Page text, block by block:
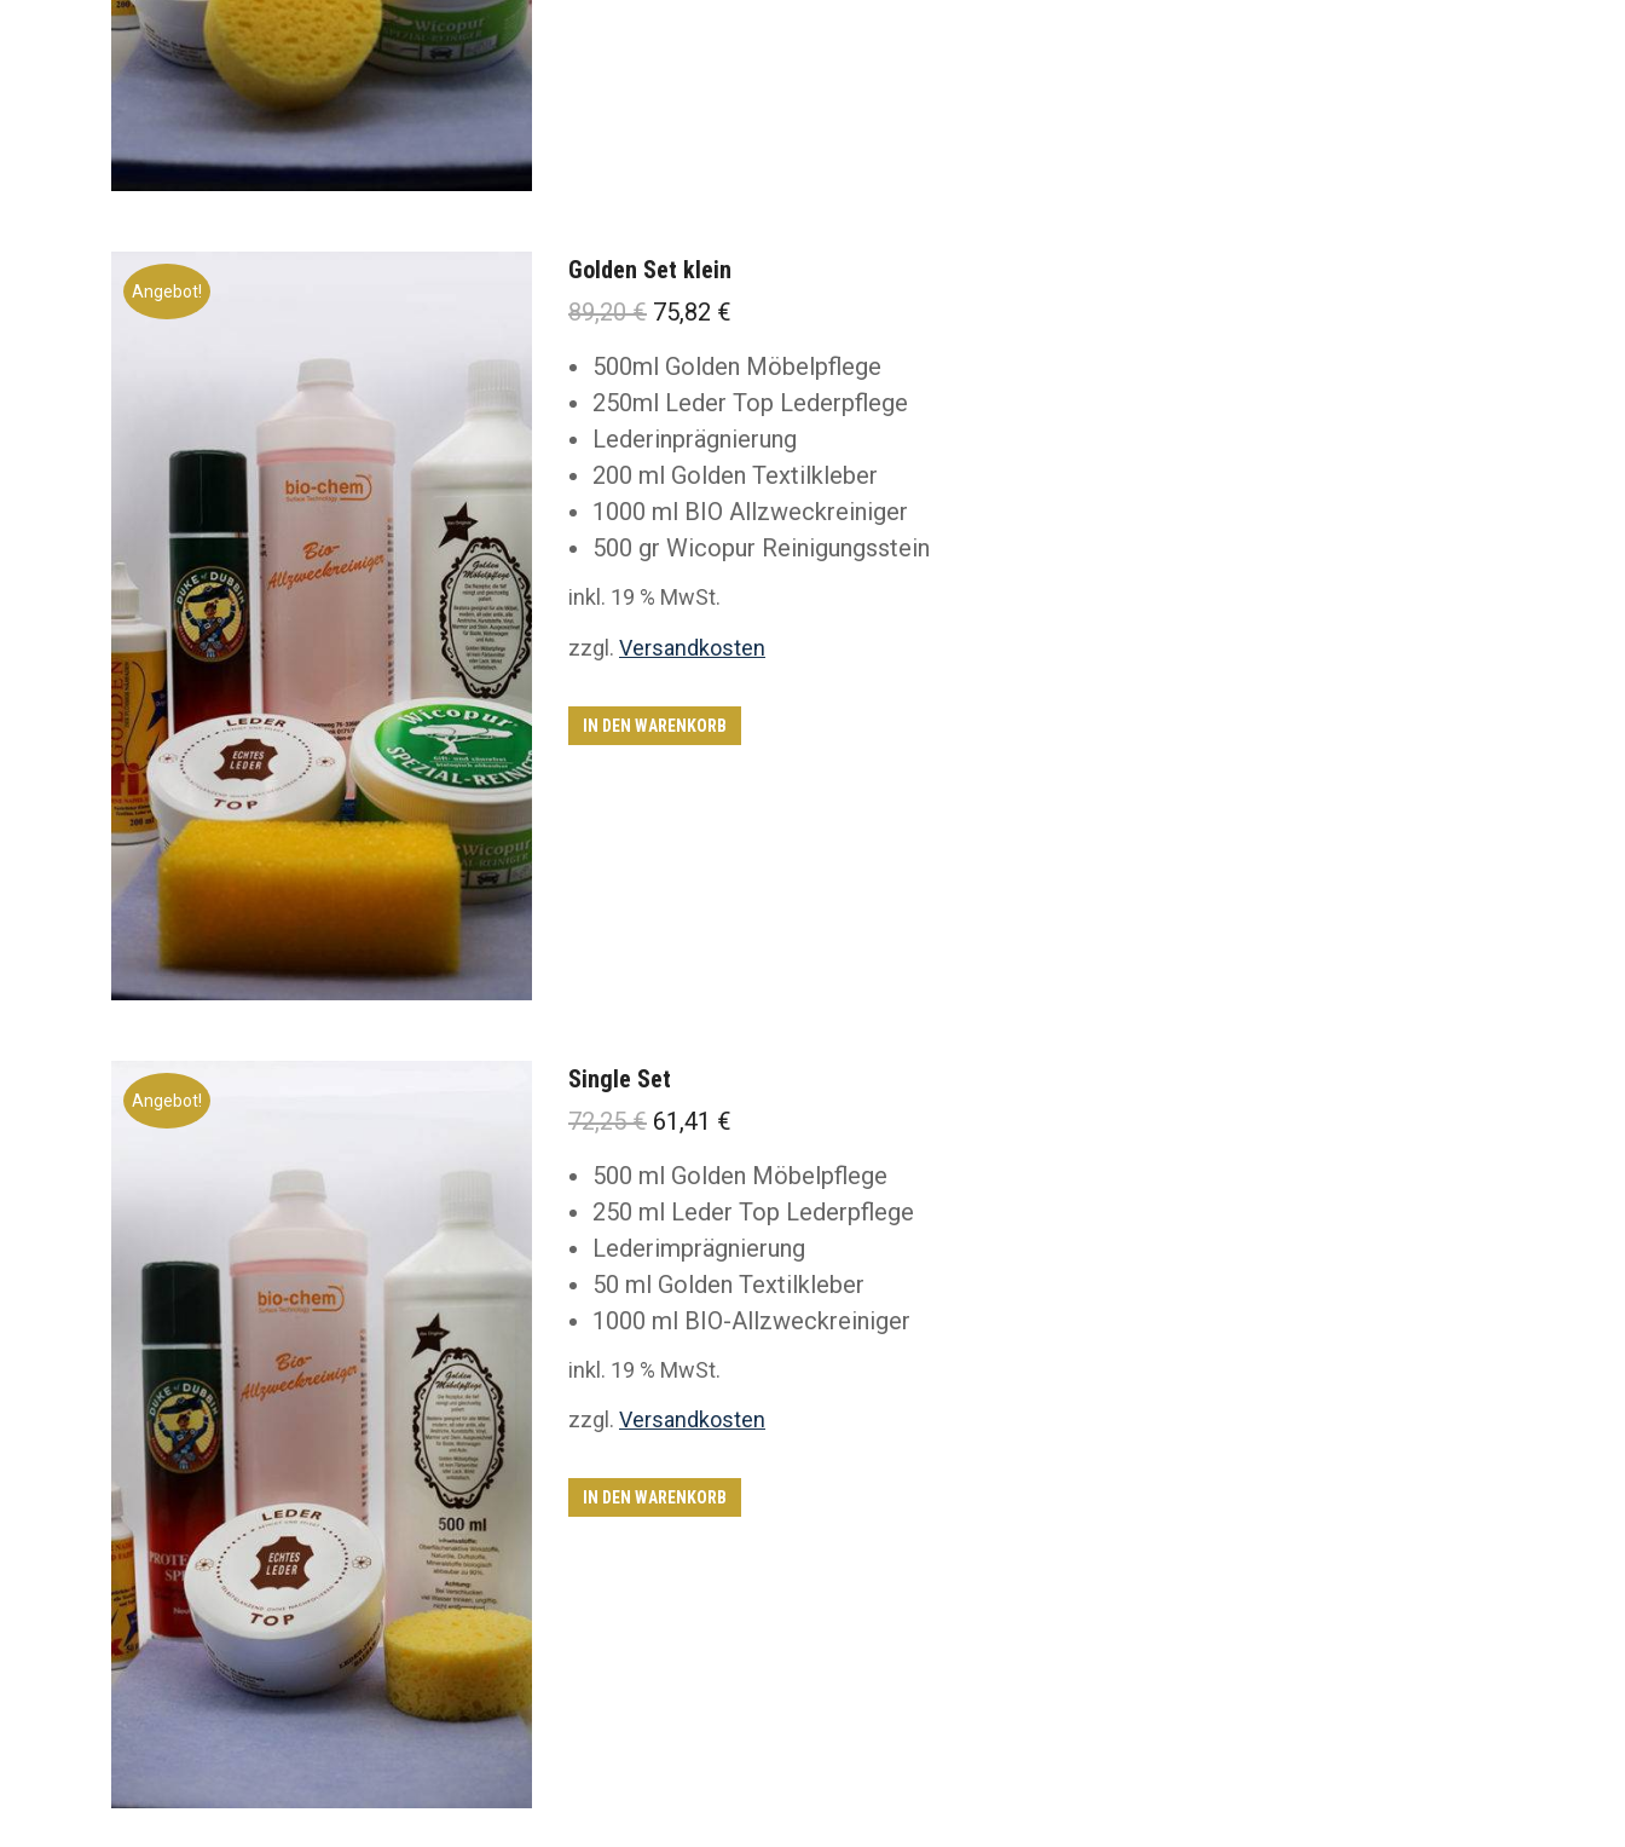
Angebot!
Golden Set klein
89,20€ Ursprünglicher
war:
89,20 €
75,82 €
ist:
75,82 €.
500ml Golden Möbelpflege
250ml Leder Top Lederpflege
Lederinprägnierung
200 ml Golden Textilkleber
1000 ml BIO Allzweckreiniger
500 gr Wicopur Reinigungsstein
inkl. 19 % MwSt.
zzgl. Versandkosten
IN DEN WARENKORB
Angebot!
Single Set
72,25€ Ursprünglicher
war:
72,25 €
61,41 €
ist:
61,41 €.
500 ml Golden Möbelpflege
250 ml Leder Top Lederpflege
Lederimprägnierung
50 ml Golden Textilkleber
1000 ml BIO-Allzweckreiniger
inkl. 19 % MwSt.
zzgl. Versandkosten
IN DEN WARENKORB